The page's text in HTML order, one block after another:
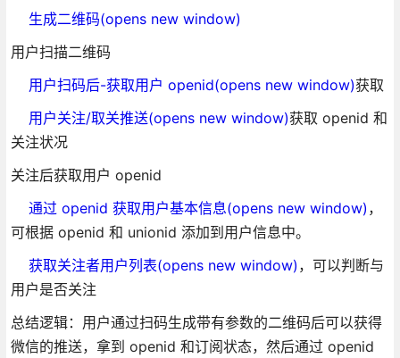
生成二维码(opens new window)
用户扫描二维码
用户扫码后-获取用户 openid(opens new window)获取
用户关注/取关推送(opens new window)获取 openid 和
关注状况
关注后获取用户 openid
通过 openid 获取用户基本信息(opens new window) ，
可根据 openid 和 unionid 添加到用户信息中。
获取关注者用户列表(opens new window) ，可以判断与
用户是否关注
总结逻辑：用户通过扫码生成带有参数的二维码后可以获得
微信的推送，拿到 openid 和订阅状态，然后通过 openid